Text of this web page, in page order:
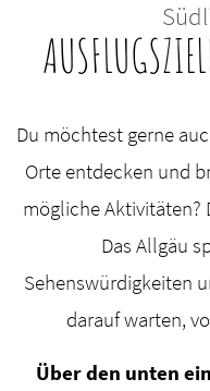
Du möchtest gerne
Orte entdecken und
mögliche Aktivitäten?
Das Allgäu
Sehenswürdigkeiten
darauf warten,
Über den unten